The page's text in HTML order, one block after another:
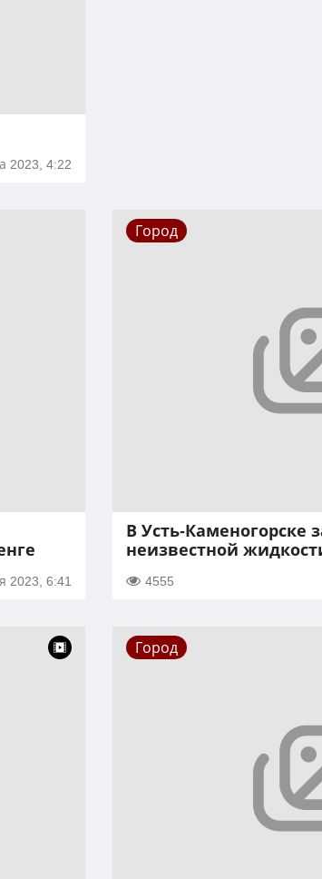
2023, 4:22
2023, 6:41
Город
В Усть-Каменогорске
неизвестной
4555
Город